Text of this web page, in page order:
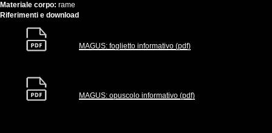
Materiale corpo: rame
Riferimenti e download
MAGUS: foglietto informativo (pdf)
MAGUS: opuscolo informativo (pdf)